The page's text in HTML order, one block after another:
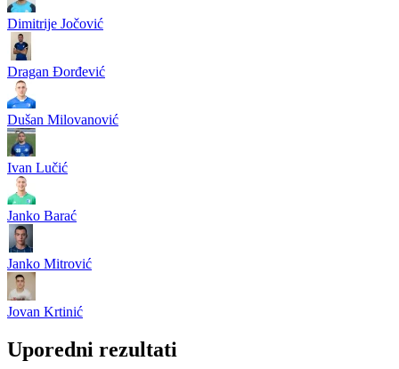
Dimitrije Jočović
Dragan Đorđević
Dušan Milovanović
Ivan Lučić
Janko Barać
Janko Mitrović
Jovan Krtinić
Uporedni rezultati